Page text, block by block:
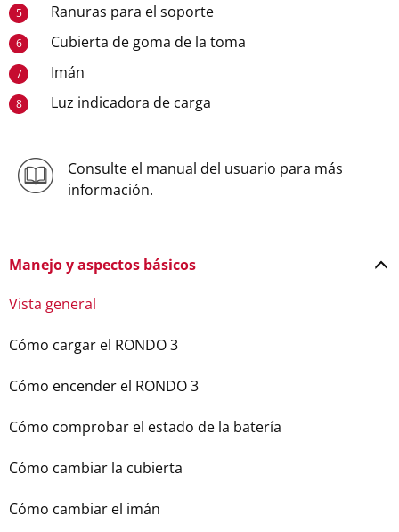
5 Ranuras para el soporte
6 Cubierta de goma de la toma
7 Imán
8 Luz indicadora de carga
Consulte el manual del usuario para más
información.
Manejo y aspectos básicos
Vista general
Cómo cargar el RONDO 3
Cómo encender el RONDO 3
Cómo comprobar el estado de la batería
Cómo cambiar la cubierta
Cómo cambiar el imán